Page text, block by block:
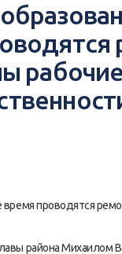
проводятся
района Михаилом